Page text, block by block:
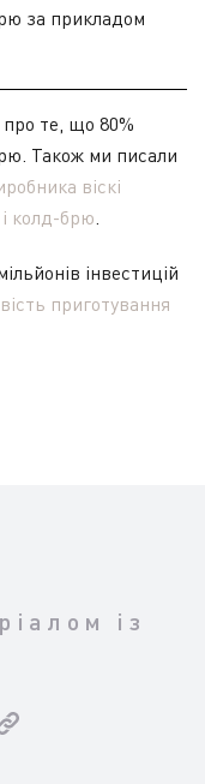
за прикладом
про те, що 80%
Також ми писали
віскі
колд-брю.
інвестицій
приготування
із